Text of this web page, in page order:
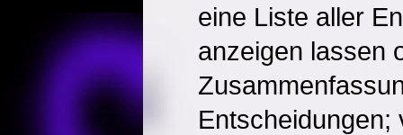
eine Liste aller
anzeigen lassen
Entscheidungen;